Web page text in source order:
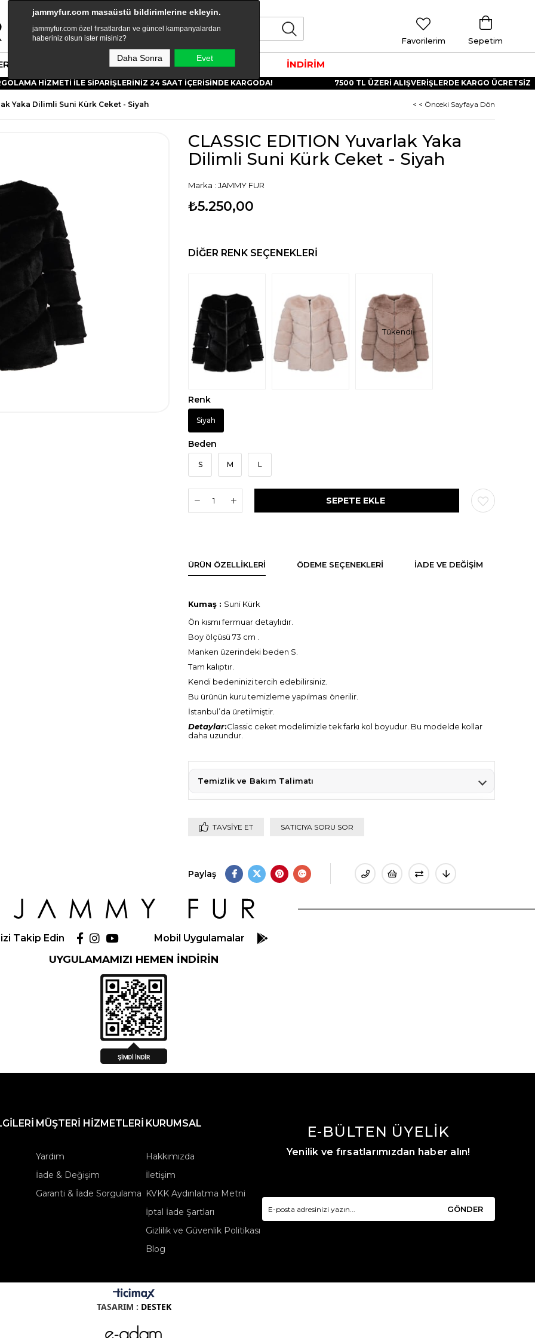
jammyfur.com masaüstü bildirimlerine ekleyin.
jammyfur.com özel fırsatlardan ve güncel kampanyalardan
haberiniz olsun ister misiniz?
Daha Sonra Evet
Sepetim
Favorilerim
KOLEKSIYONLAR JAMMY WORLD İNDİRİM
HİZMETİ İLE SİPARİŞLERİNİZ 24 SAAT İÇERİSİNDE KARGODA! 7500 TL ÜZERİ ALIŞVERİŞLERDE KARGO ÜCRETSİZ
Yaka Dilimli Suni Kürk Ceket - Siyah < < Önceki Sayfaya Dön
CLASSIC EDITION Yuvarlak Yaka
Dilimli Suni Kürk Ceket - Siyah
Marka : JAMMY FUR
₺5.250,00
DIĞER RENK SEÇENEKLERI
Tükendi
Renk
Siyah
Beden
S M L
ÜRÜN ÖZELLIKLERI ÖDEME SEÇENEKLERI İADE VE DEĞİŞİM
Kumaş : Suni Kürk
Ön kısmı fermuar detaylıdır.
Boy ölçüsü 73 cm .
Manken üzerindeki beden S.
Tam kalıptır.
Kendi bedeninizi tercih edebilirsiniz.
Bu ürünün kuru temizleme yapılması önerilir.
İstanbul’da üretilmiştir.
Detaylar:Classic ceket modelimizle tek farkı kol boyudur. Bu modelde kollar
daha uzundur.
Temizlik ve Bakım Talimatı
TAVSIYE ET SATICIYA SORU SOR
Paylaş
Takip Edin Mobil Uygulamalar
UYGULAMAMIZI HEMEN İNDİRİN
MÜŞTERİ HİZMETLERİ
Yardım
İade & Değişim
Garanti & İade Sorgulama
KURUMSAL
Hakkımızda
İletişim
KVKK Aydınlatma Metni
İptal İade Şartları
Gizlilik ve Güvenlik Politikası
Blog
E-BÜLTEN ÜYELİK
Yenilik ve fırsatlarımızdan haber alın!
GÖNDER
TASARIM : DESTEK